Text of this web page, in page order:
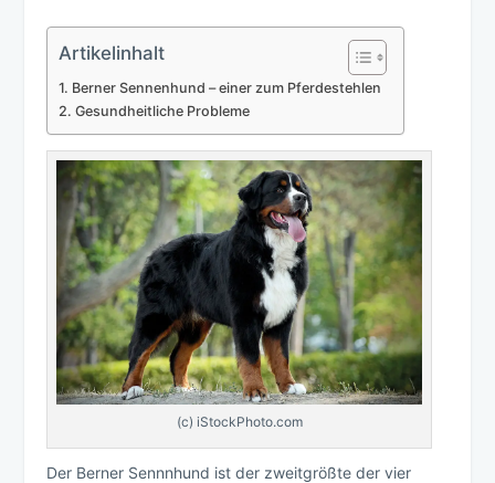
Artikelinhalt
Berner Sennenhund – einer zum Pferdestehlen
Gesundheitliche Probleme
(c) iStockPhoto.com
Der Berner Sennnhund ist der zweitgrößte der vier